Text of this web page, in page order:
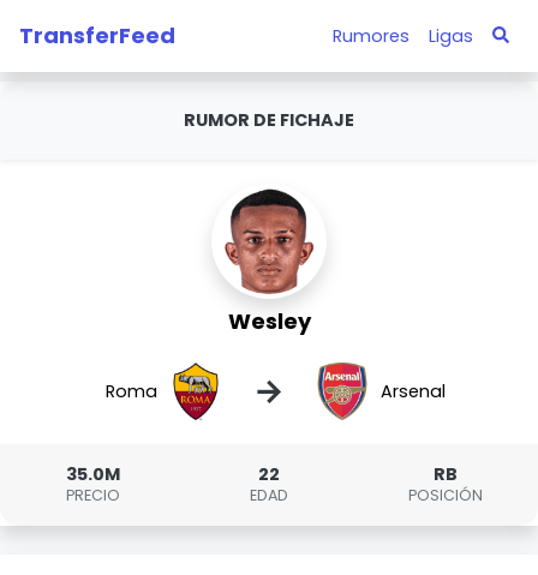
TransferFeed Rumores Ligas
RUMOR DE FICHAJE
Wesley
Roma → Arsenal
35.0M
PRECIO
22
EDAD
RB
POSICIÓN